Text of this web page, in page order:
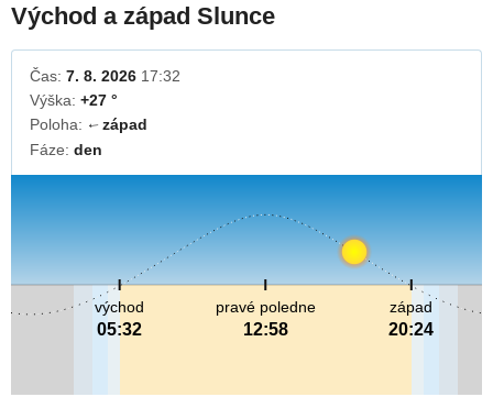
Východ a západ Slunce
Čas: 7. 8. 2026 17:32
Výška: +27 °
Poloha:
↓západ
Fáze: den
pravé poledne
12:58
východ
05:32
západ
20:24